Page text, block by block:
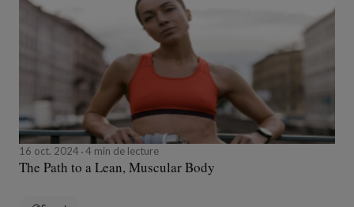
16 oct. 2024 4 min de lecture
The Path to a Lean, Muscular Body